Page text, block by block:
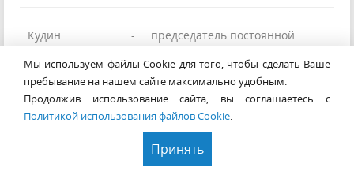
Кудин
Игорь
Валерьевич
-
председатель постоянной
города Новосибирска по
городскому хозяйству
Мы используем файлы Cookie для того, чтобы сделать Ваше
пребывание на нашем сайте максимально удобным.
Продолжив использование сайта, вы соглашаетесь с
Политикой использования файлов Cookie.
Принять